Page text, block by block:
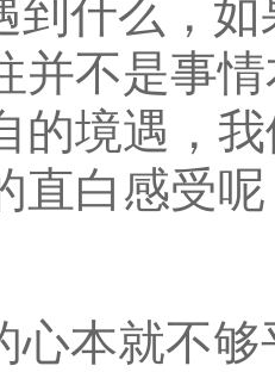
到什么，
并不是事
的境遇，
直白感受
心本就不